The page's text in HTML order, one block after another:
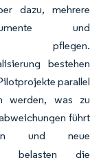
dazu, mehrere
und
zu pflegen.
bestehen
parallel
werden, was zu
führt
und neue
belasten die